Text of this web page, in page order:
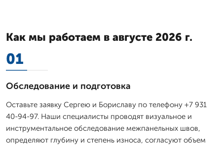
Как мы работаем в августе 2026 г.
01
Обследование и подготовка
Оставьте заявку Сергею и Бориславу по телефону +7 931
40-94-97. Наши специалисты проводят визуальное и
инструментальное обследование межпанельных швов,
определяют глубину и степень износа, согласуют объем